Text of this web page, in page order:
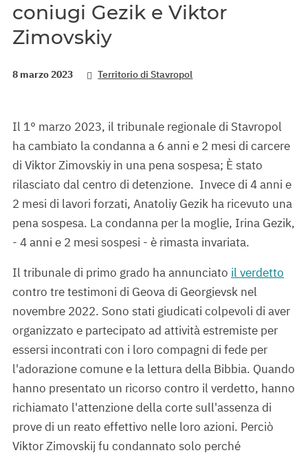
coniugi Gezik e Viktor
Zimovskiy
8 marzo 2023 Territorio di Stavropol
Il 1° marzo 2023, il tribunale regionale di Stavropol
ha cambiato la condanna a 6 anni e 2 mesi di carcere
di Viktor Zimovskiy in una pena sospesa; È stato
rilasciato dal centro di detenzione. Invece di 4 anni e
2 mesi di lavori forzati, Anatoliy Gezik ha ricevuto una
pena sospesa. La condanna per la moglie, Irina Gezik,
- 4 anni e 2 mesi sospesi - è rimasta invariata.
Il tribunale di primo grado ha annunciato il verdetto
contro tre testimoni di Geova di Georgievsk nel
novembre 2022. Sono stati giudicati colpevoli di aver
organizzato e partecipato ad attività estremiste per
essersi incontrati con i loro compagni di fede per
l'adorazione comune e la lettura della Bibbia. Quando
hanno presentato un ricorso contro il verdetto, hanno
richiamato l'attenzione della corte sull'assenza di
prove di un reato effettivo nelle loro azioni. Perciò
Viktor Zimovskij fu condannato solo perché